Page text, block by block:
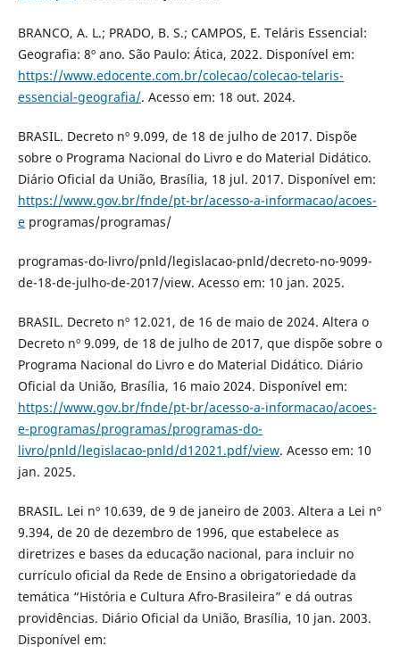
BRANCO, A. L.; PRADO, B. S.; CAMPOS, E. Teláris Essencial:
Geografia: 8º ano. São Paulo: Ática, 2022. Disponível em:
https://www.edocente.com.br/colecao/colecao-telaris-
essencial-geografia/. Acesso em: 18 out. 2024.
BRASIL. Decreto nº 9.099, de 18 de julho de 2017. Dispõe
sobre o Programa Nacional do Livro e do Material Didático.
Diário Oficial da União, Brasília, 18 jul. 2017. Disponível em:
https://www.gov.br/fnde/pt-br/acesso-a-informacao/acoes-
eprogramas/programas/
programas-do-livro/pnld/legislacao-pnld/decreto-no-9099-
de-18-de-julho-de-2017/view. Acesso em: 10 jan. 2025.
BRASIL. Decreto nº 12.021, de 16 de maio de 2024. Altera o
Decreto nº 9.099, de 18 de julho de 2017, que dispõe sobre o
Programa Nacional do Livro e do Material Didático. Diário
Oficial da União, Brasília, 16 maio 2024. Disponível em:
https://www.gov.br/fnde/pt-br/acesso-a-informacao/acoes-
e-programas/programas/programas-do-
livro/pnld/legislacao-pnld/d12021.pdf/view. Acesso em: 10
jan. 2025.
BRASIL. Lei nº 10.639, de 9 de janeiro de 2003. Altera a Lei nº
9.394, de 20 de dezembro de 1996, que estabelece as
diretrizes e bases da educação nacional, para incluir no
currículo oficial da Rede de Ensino a obrigatoriedade da
temática “História e Cultura Afro-Brasileira” e dá outras
providências. Diário Oficial da União, Brasília, 10 jan. 2003.
Disponível em: